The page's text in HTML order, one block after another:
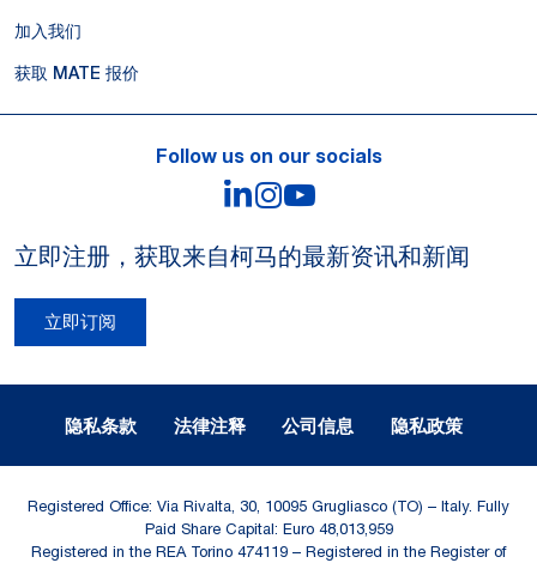
加入我们
获取 MATE 报价
Follow us on our socials
LinkedIn
Instagram
立即注册，获取来自柯马的最新资讯和新闻
立即订阅
隐私条款 法律注释 公司信息 隐私政策
Registered Office: Via Rivalta, 30, 10095 Grugliasco (TO) – Italy. Fully
Paid Share Capital: Euro 48,013,959
Registered in the REA Torino 474119 – Registered in the Register of